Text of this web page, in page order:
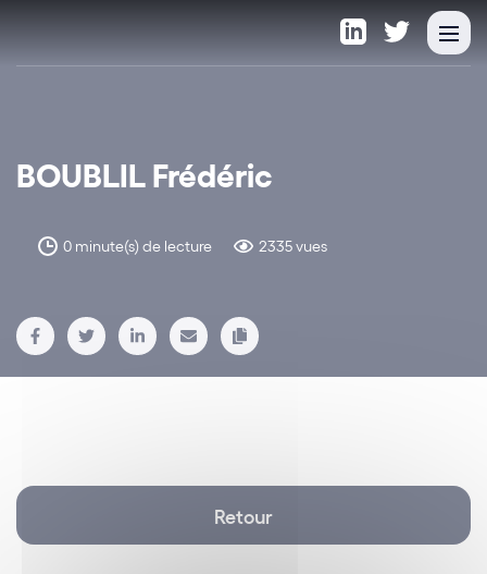
BOUBLIL Frédéric
0 minute(s) de lecture 2335 vues
Retour